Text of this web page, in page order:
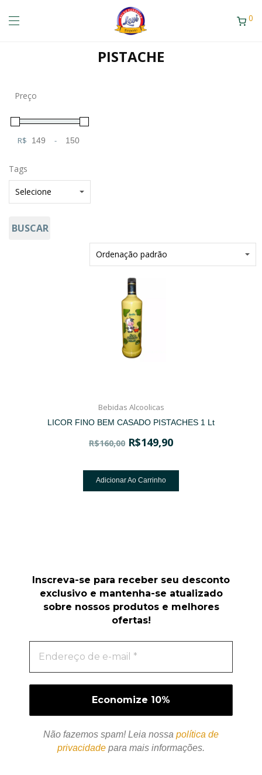
0
PISTACHE
Preço
R$ -
Tags
BUSCAR
Bebidas Alcoolicas
LICOR FINO BEM CASADO PISTACHES 1 Lt
R$160,00 R$149,90
Adicionar Ao Carrinho
Inscreva-se para receber seu desconto
exclusivo e mantenha-se atualizado
sobre nossos produtos e melhores
ofertas!
Não fazemos spam! Leia nossa política de
privacidade para mais informações.